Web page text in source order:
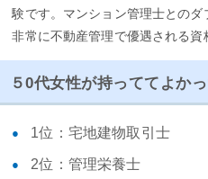
験です。マンション管理士とのダ
非常に不動産管理で優遇される資
５0代女性が持っててよか
1位：宅地建物取引士
2位：管理栄養士